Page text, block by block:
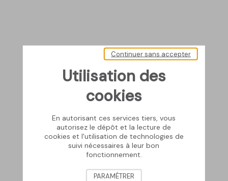
Utilisation des
cookies
En autorisant ces services tiers, vous
autorisez le dépôt et la lecture de
cookies et l'utilisation de technologies de
suivi nécessaires à leur bon
fonctionnement.
Continuer sans accepter
PARAMÉTRER